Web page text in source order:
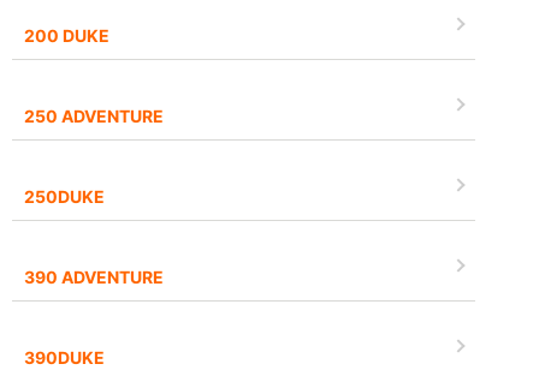
200 DUKE
250 ADVENTURE
250DUKE
390 ADVENTURE
390DUKE